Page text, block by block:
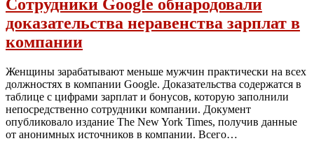
Сотрудники Google обнародовали
доказательства неравенства зарплат в
компании
Женщины зарабатывают меньше мужчин практически на всех
должностях в компании Google. Доказательства содержатся в
таблице с цифрами зарплат и бонусов, которую заполнили
непосредственно сотрудники компании. Документ
опубликовало издание The New York Times, получив данные
от анонимных источников в компании. Всего…